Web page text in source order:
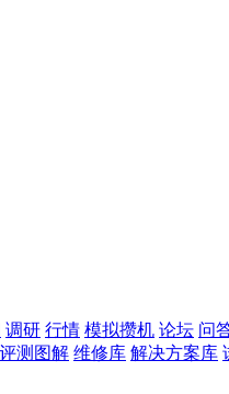
调研 行情 模拟攒机 论坛 问
评测图解 维修库 解决方案库